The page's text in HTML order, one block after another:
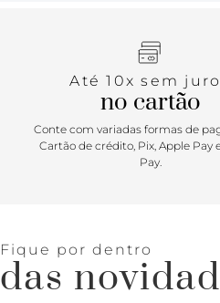
Até 10x sem
no cartão
Conte com variadas formas de
Cartão de crédito, Pix, Apple Pay
Pay.
Fique por dentro
das